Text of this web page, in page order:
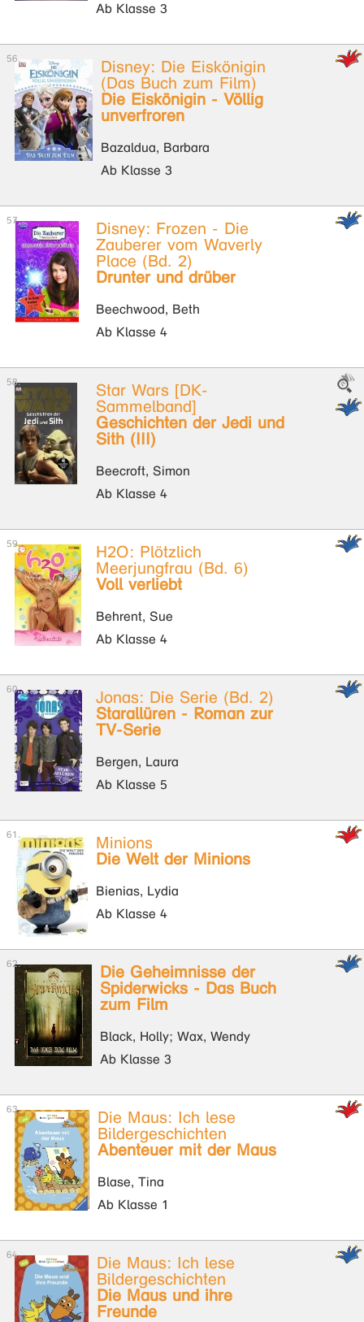
Ab Klasse 3
Disney: Die Eiskönigin
(Das Buch zum Film)
Die Eiskönigin - Völlig
unverfroren
Bazaldua, Barbara
Ab Klasse 3
Disney: Frozen - Die
Zauberer vom Waverly
Place (Bd. 2)
Drunter und drüber
Beechwood, Beth
Ab Klasse 4
Star Wars [DK-
Sammelband]
Geschichten der Jedi und
Sith (III)
Beecroft, Simon
Ab Klasse 4
H2O: Plötzlich
Meerjungfrau (Bd. 6)
Voll verliebt
Behrent, Sue
Ab Klasse 4
Jonas: Die Serie (Bd. 2)
Starallüren - Roman zur
TV-Serie
Bergen, Laura
Ab Klasse 5
Minions
Die Welt der Minions
Bienias, Lydia
Ab Klasse 4
Die Geheimnisse der
Spiderwicks - Das Buch
zum Film
Black, Holly; Wax, Wendy
Ab Klasse 3
Die Maus: Ich lese
Bildergeschichten
Abenteuer mit der Maus
Blase, Tina
Ab Klasse 1
Die Maus: Ich lese
Bildergeschichten
Die Maus und ihre
Freunde